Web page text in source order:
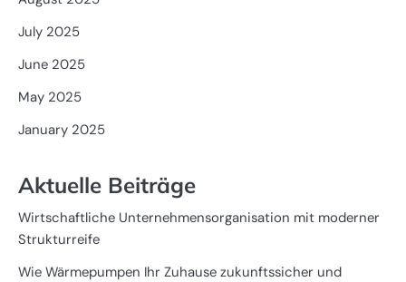
July 2025
June 2025
May 2025
January 2025
Aktuelle Beiträge
Wirtschaftliche Unternehmensorganisation mit moderner
Strukturreife
Wie Wärmepumpen Ihr Zuhause zukunftssicher und